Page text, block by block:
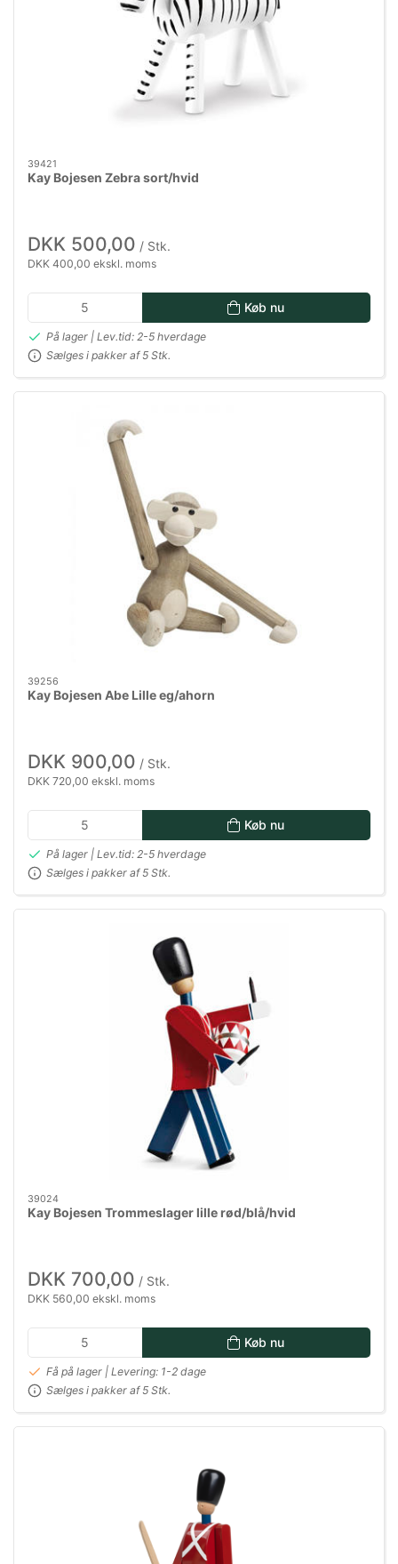
39421
Kay Bojesen Zebra sort/hvid
DKK 500,00 / Stk.
DKK 400,00 ekskl. moms
Køb nu
På lager | Lev.tid: 2-5 hverdage
Sælges i pakker af 5 Stk.
39256
Kay Bojesen Abe Lille eg/ahorn
DKK 900,00 / Stk.
DKK 720,00 ekskl. moms
Køb nu
På lager | Lev.tid: 2-5 hverdage
Sælges i pakker af 5 Stk.
39024
Kay Bojesen Trommeslager lille rød/blå/hvid
DKK 700,00 / Stk.
DKK 560,00 ekskl. moms
Køb nu
Få på lager | Levering: 1-2 dage
Sælges i pakker af 5 Stk.